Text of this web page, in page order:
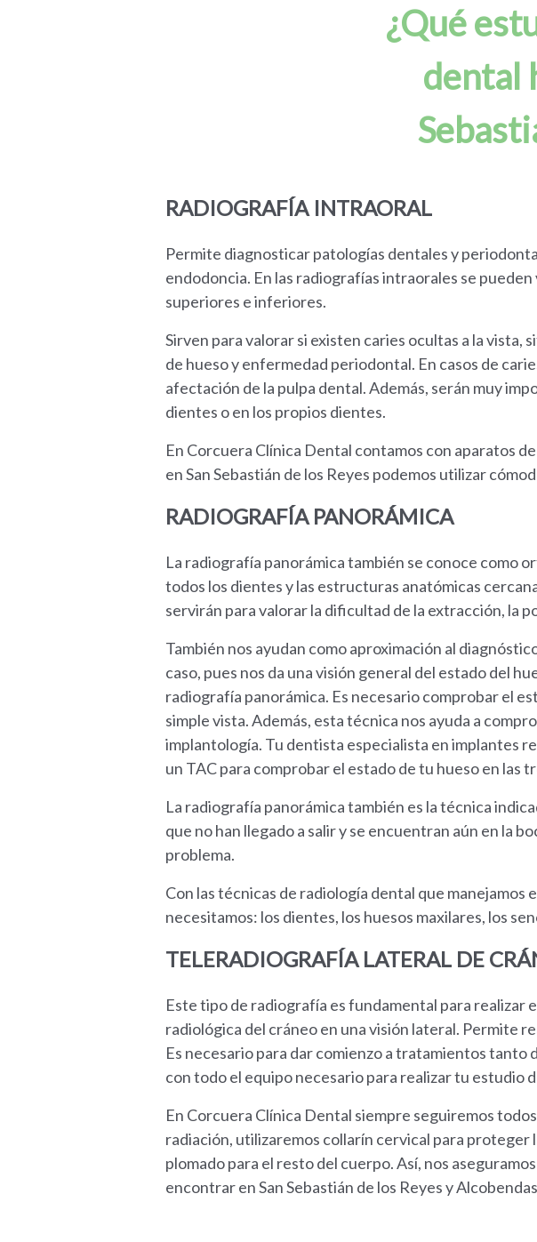
¿Qué
dental
RADIOGRAFÍA INTRAORAL
Permite diagnosticar patologías dentales y
endodoncia. En las radiografías intraorales se
superiores e inferiores.
Sirven para valorar si existen caries ocultas a la
de hueso y enfermedad periodontal. En casos de
afectación de la pulpa dental. Además, serán muy
dientes o en los propios dientes.
En Corcuera Clínica Dental contamos con aparatos
en San Sebastián de los Reyes podemos utilizar
RADIOGRAFÍA PANORÁMICA
La radiografía panorámica también se conoce como
todos los dientes y las estructuras anatómicas
servirán para valorar la dificultad de la extracción, la
También nos ayudan como aproximación al
caso, pues nos da una visión general del estado del
radiografía panorámica. Es necesario comprobar el
simple vista. Además, esta técnica nos ayuda a
implantología. Tu dentista especialista en implantes
un TAC para comprobar el estado de tu hueso en las
La radiografía panorámica también es la técnica
que no han llegado a salir y se encuentran aún en la
problema.
Con las técnicas de radiología dental que manejamos
necesitamos: los dientes, los huesos maxilares, los
TELERADIOGRAFÍA LATERAL DE
Este tipo de radiografía es fundamental para realizar
radiológica del cráneo en una visión lateral. Permite
Es necesario para dar comienzo a tratamientos
con todo el equipo necesario para realizar tu estudio
En Corcuera Clínica Dental siempre seguiremos
radiación, utilizaremos collarín cervical para
plomado para el resto del cuerpo. Así, nos
encontrar en San Sebastián de los Reyes y